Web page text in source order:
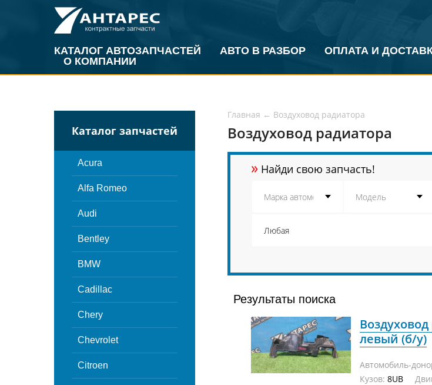
КАТАЛОГ АВТОЗАПЧАСТЕЙ АВТО В РАЗБОР
ОПЛАТА И
О КОМПАНИИ
Каталог запчастей
Acura
Alfa Romeo
Audi
Bentley
BMW
Cadillac
Chery
Chevrolet
Citroen
Главная ← Воздуховод радиатора
Воздуховод радиатора
» Найди свою запчасть!
Результаты поиска
Воздуховод
левый (б/у)
Автомобиль-
Кузов: 8UB